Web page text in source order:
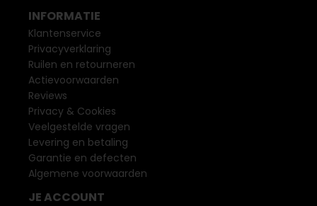
INFORMATIE
Klantenservice
Privacyverklaring
Ruilen en retourneren
Actievoorwaarden
Reviews
Privacy & Cookies
Veelgestelde vragen
Levering en betaling
Garantie en defecten
Algemene voorwaarden
JE ACCOUNT